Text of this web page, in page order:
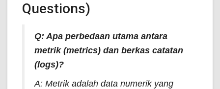
Questions)
Q: Apa perbedaan utama antara
metrik (metrics) dan berkas catatan
(logs)?
A: Metrik adalah data numerik yang